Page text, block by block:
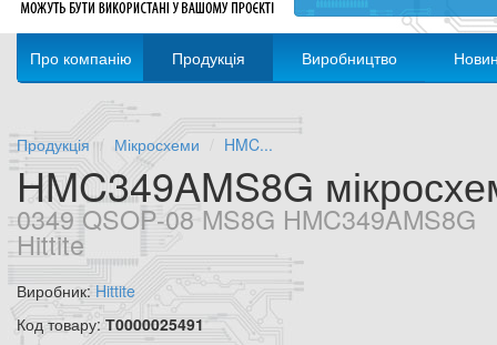
Про компанію Продукція Виробництво
Продукція Мікросхеми HMC...
HMC349AMS8G
0349 QSOP-08 MS8G HMC349AMS8G
Hittite
Виробник: Hittite
Код товару:Т0000025491